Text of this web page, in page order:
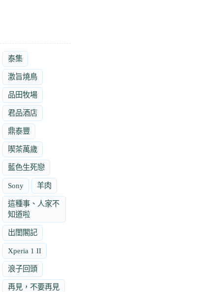
泰集
激旨燒鳥
品田牧場
君品酒店
鼎泰豐
喫茶萬歲
藍色生死戀
Sony 羊肉
這種事、人家不
知道啦
出閨閣記
Xperia 1 II
浪子回頭
再見，不要再見